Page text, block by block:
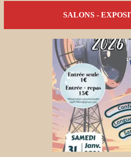
SALONS -